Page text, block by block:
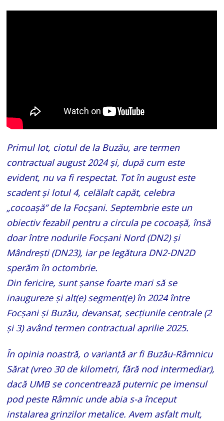
Primul lot, ciotul de la Buzău, are termen
contractual august 2024 și, după cum este
evident, nu va fi respectat. Tot în august este
scadent și lotul 4, celălalt capăt, celebra
„cocoașă” de la Focșani. Septembrie este un
obiectiv fezabil pentru a circula pe cocoașă, însă
doar între nodurile Focșani Nord (DN2) și
Mândrești (DN23), iar pe legătura DN2-DN2D
sperăm în octombrie.
Din fericire, sunt șanse foarte mari să se
inaugureze și alt(e) segment(e) în 2024 între
Focșani și Buzău, devansat, secțiunile centrale (2
și 3) având termen contractual aprilie 2025.
În opinia noastră, o variantă ar fi Buzău-Râmnicu
Sărat (vreo 30 de kilometri, fără nod intermediar),
dacă UMB se concentrează puternic pe imensul
pod peste Râmnic unde abia s-a început
instalarea grinzilor metalice. Avem asfalt mult,